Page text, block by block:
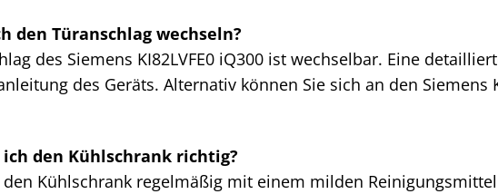
den Türanschlag wechseln?
des Siemens KI82LVFE0 iQ300 ist wechselbar. Eine
des Geräts. Alternativ können Sie sich an den
den Kühlschrank richtig?
den Kühlschrank regelmäßig mit einem milden